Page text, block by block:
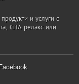
и услуги с
СПА релакс или